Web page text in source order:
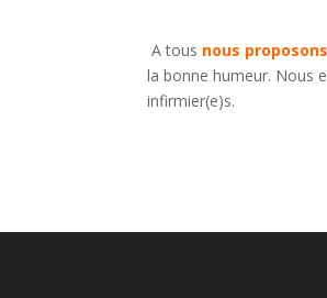
A tous nous
la bonne humeur. Nous
infirmier(e)s.